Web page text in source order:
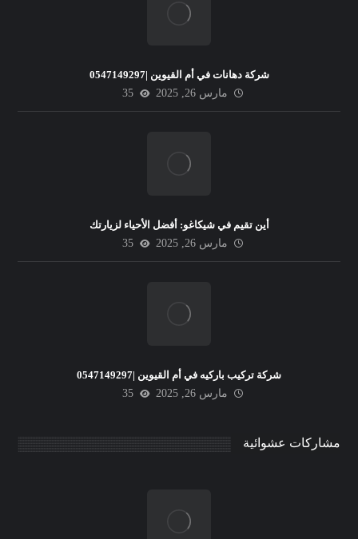
شركة دهانات في أم القيوين |0547149297
مارس 26, 2025
35
أين تقيم في شيكاغو: أفضل الأحياء لزيارتك
مارس 26, 2025
35
شركة تركيب باركيه في أم القيوين |0547149297
مارس 26, 2025
35
مشاركات عشوائية